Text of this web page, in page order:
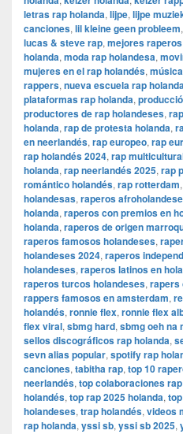
letras rap holanda, lijpe, lijpe
canciones, lil kleine geen probleem,
lucas & steve rap, mejores
holanda, moda rap holandesa,
mujeres en el rap holandés,
rappers, nueva escuela rap
plataformas rap holanda,
productores de rap holandeses,
holanda, rap de protesta holanda,
en neerlandés, rap europeo, rap
rap holandés 2024, rap
holanda, rap neerlandés 2025, rap
romántico holandés, rap rotterdam,
holandesas, raperos
holanda, raperos con premios en
holanda, raperos de origen
raperos famosos holandeses,
holandeses 2024, raperos
holandeses, raperos latinos en
raperos turcos holandeses, rapers
rappers famosos en amsterdam,
holandés, ronnie flex, ronnie flex
flex viral, sbmg hard, sbmg oeh na
sellos discográficos rap holanda,
sevn alias popular, spotify rap
canciones, tabitha rap, top 10
neerlandés, top colaboraciones
holandés, top rap 2025 holanda,
holandeses, trap holandés, videos
rap holanda, yssi sb, yssi sb 2025,